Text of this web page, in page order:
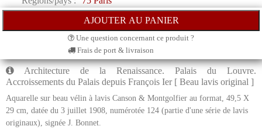
Une question concernant ce produit ?
Frais de port & livraison
Architecture de la Renaissance. Palais du Louvre.
Accroissements du Palais depuis François Ier [ Beau lavis original ]
Aquarelle sur beau vélin à lavis Canson & Montgolfier au format, 49,5 X
29 cm, datée du 3 juillet 1908, numérotée 124 (partie d'une série de lavis
originaux), signée J. Bonnet.